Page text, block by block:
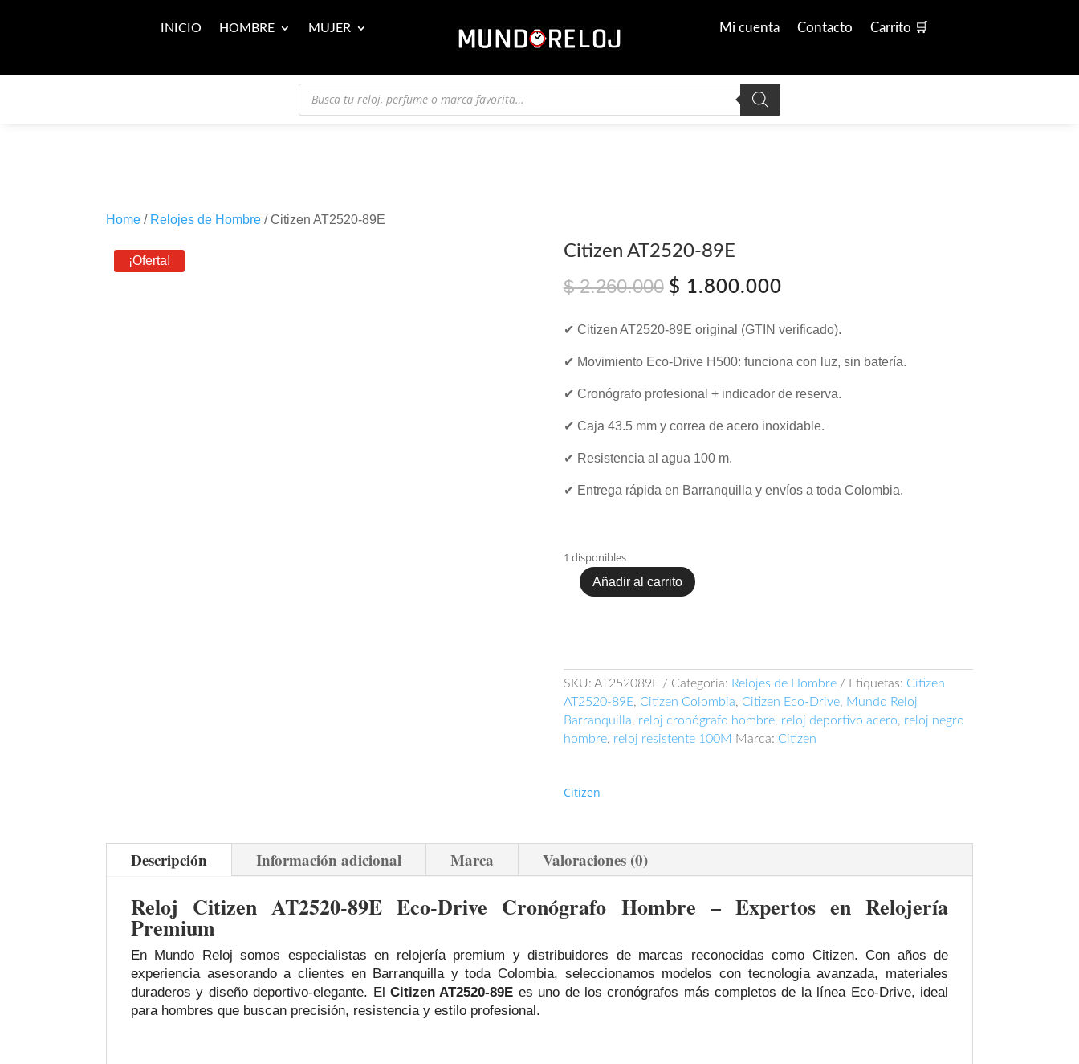
INICIO HOMBRE MUJER Mi cuenta Contacto Carrito 🛒
Búsqueda
productos
Home / Relojes de Hombre / Citizen AT2520‑89E
¡Oferta! Citizen AT2520‑89E
$2.260.000 El
original
era:
$ 2.260.000.
$ 1.800.000El
actual
es:
$ 1.800.000.
✔ Citizen AT2520‑89E original (GTIN verificado).
✔ Movimiento Eco‑Drive H500: funciona con luz, sin batería.
✔ Cronógrafo profesional + indicador de reserva.
✔ Caja 43.5 mm y correa de acero inoxidable.
✔ Resistencia al agua 100 m.
✔ Entrega rápida en Barranquilla y envíos a toda Colombia.
1 disponibles
Citizen
Añadir al carrito
SKU: AT252089E Categoría: Relojes de Hombre Etiquetas: Citizen
AT2520‑89E, Citizen Colombia, Citizen Eco-Drive, Mundo Reloj
Barranquilla, reloj cronógrafo hombre, reloj deportivo acero, reloj negro
hombre, reloj resistente 100M Marca: Citizen
Citizen
Descripción Información adicional Marca Valoraciones (0)
Reloj Citizen AT2520‑89E Eco‑Drive Cronógrafo Hombre – Expertos en Relojería
Premium
En Mundo Reloj somos especialistas en relojería premium y distribuidores de marcas reconocidas como Citizen. Con años de
experiencia asesorando a clientes en Barranquilla y toda Colombia, seleccionamos modelos con tecnología avanzada, materiales
duraderos y diseño deportivo‑elegante. El Citizen AT2520‑89E es uno de los cronógrafos más completos de la línea Eco‑Drive, ideal
para hombres que buscan precisión, resistencia y estilo profesional.